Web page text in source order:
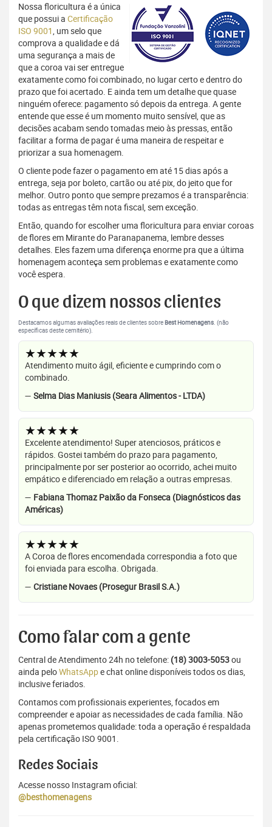
Nossa floricultura é a única
que possui a Certificação
ISO 9001, um selo que
comprova a qualidade e dá
uma segurança a mais de
que a coroa vai ser entregue
exatamente como foi combinado, no lugar certo e dentro do
prazo que foi acertado. E ainda tem um detalhe que quase
ninguém oferece: pagamento só depois da entrega. A gente
entende que esse é um momento muito sensível, que as
decisões acabam sendo tomadas meio às pressas, então
facilitar a forma de pagar é uma maneira de respeitar e
priorizar a sua homenagem.
O cliente pode fazer o pagamento em até 15 dias após a
entrega, seja por boleto, cartão ou até pix, do jeito que for
melhor. Outro ponto que sempre prezamos é a transparência:
todas as entregas têm nota fiscal, sem exceção.
Então, quando for escolher uma floricultura para enviar coroas
de flores em Mirante do Paranapanema, lembre desses
detalhes. Eles fazem uma diferença enorme pra que a última
homenagem aconteça sem problemas e exatamente como
você espera.
O que dizem nossos clientes
Destacamos algumas avaliações reais de clientes sobre Best Homenagens. (não
específicas deste cemitério).
★★★★★
Atendimento muito ágil, eficiente e cumprindo com o
combinado.
— Selma Dias Maniusis (Seara Alimentos - LTDA)
★★★★★
Excelente atendimento! Super atenciosos, práticos e
rápidos. Gostei também do prazo para pagamento,
principalmente por ser posterior ao ocorrido, achei muito
empático e diferenciado em relação a outras empresas.
— Fabiana Thomaz Paixão da Fonseca (Diagnósticos das
Américas)
★★★★★
A Coroa de flores encomendada correspondia a foto que
foi enviada para escolha. Obrigada.
— Cristiane Novaes (Prosegur Brasil S.A.)
Como falar com a gente
Central de Atendimento 24h no telefone: (18) 3003-5053ou
ainda peloWhatsAppe chat online disponíveis todos os dias,
inclusive feriados.
Contamos com profissionais experientes, focados em
compreender e apoiar as necessidades de cada família. Não
apenas prometemos qualidade: toda a operação é respaldada
pela certificação ISO 9001.
Redes Sociais
Acesse nosso Instagram oficial:
@besthomenagens